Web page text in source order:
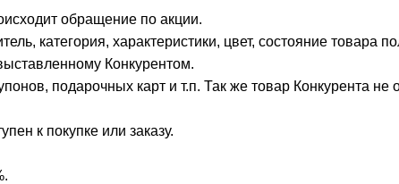
обращение по акции.
категория, характеристики, цвет, состояние товара
Конкурентом.
подарочных карт и т.п. Так же товар Конкурента не
к покупке или заказу.